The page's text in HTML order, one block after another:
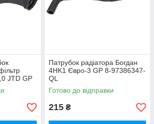
JTD GP
Патрубок радіатора Богдан
4HK1 Євро-3 GP 8-97386347-
QL
Готово до відправки
215 ₴